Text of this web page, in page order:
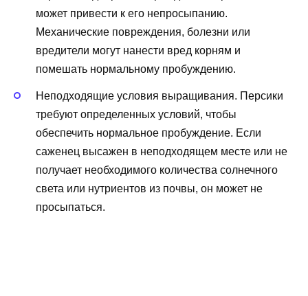
может привести к его непросыпанию.
Механические повреждения, болезни или
вредители могут нанести вред корням и
помешать нормальному пробуждению.
Неподходящие условия выращивания. Персики
требуют определенных условий, чтобы
обеспечить нормальное пробуждение. Если
саженец высажен в неподходящем месте или не
получает необходимого количества солнечного
света или нутриентов из почвы, он может не
просыпаться.